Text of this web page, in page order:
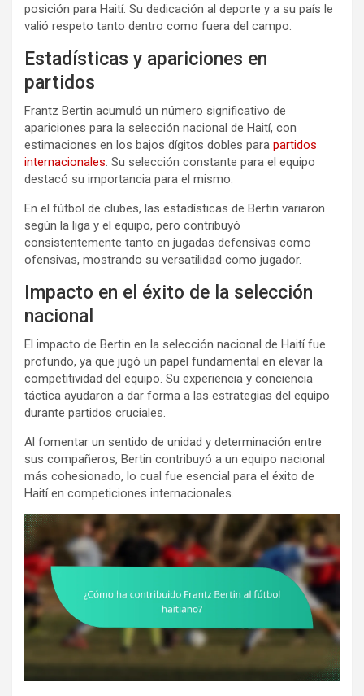
posición para Haití. Su dedicación al deporte y a su país le
valió respeto tanto dentro como fuera del campo.
Estadísticas y apariciones en
partidos
Frantz Bertin acumuló un número significativo de
apariciones para la selección nacional de Haití, con
estimaciones en los bajos dígitos dobles para partidos
internacionales. Su selección constante para el equipo
destacó su importancia para el mismo.
En el fútbol de clubes, las estadísticas de Bertin variaron
según la liga y el equipo, pero contribuyó
consistentemente tanto en jugadas defensivas como
ofensivas, mostrando su versatilidad como jugador.
Impacto en el éxito de la selección
nacional
El impacto de Bertin en la selección nacional de Haití fue
profundo, ya que jugó un papel fundamental en elevar la
competitividad del equipo. Su experiencia y conciencia
táctica ayudaron a dar forma a las estrategias del equipo
durante partidos cruciales.
Al fomentar un sentido de unidad y determinación entre
sus compañeros, Bertin contribuyó a un equipo nacional
más cohesionado, lo cual fue esencial para el éxito de
Haití en competiciones internacionales.